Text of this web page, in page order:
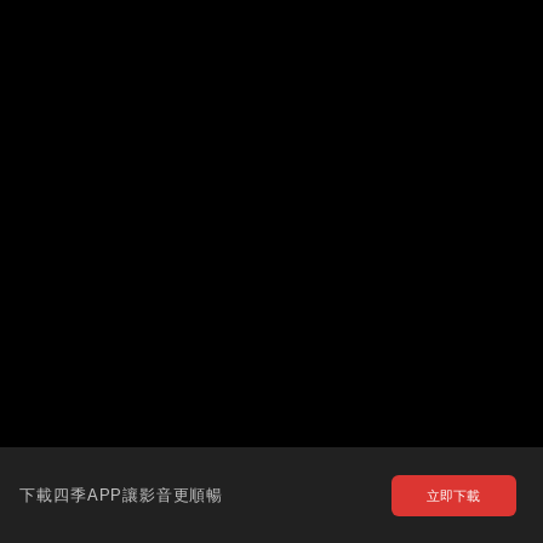
下載四季APP讓影音更順暢 立即下載